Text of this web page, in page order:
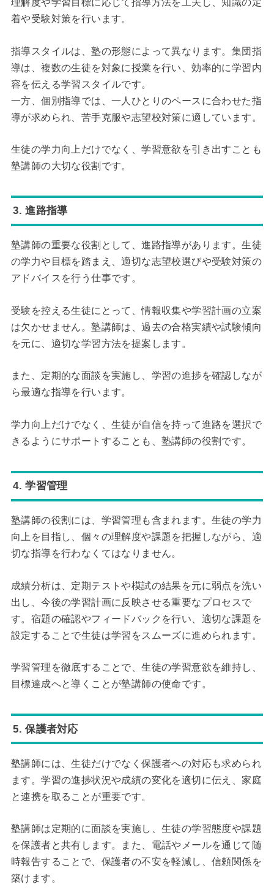
理解度や学習目標に応じて指導方法を工夫し、知識の定
着や受験対策を行います。
指導スタイルは、塾の形態によって異なります。集団指
導は、複数の生徒を対象に授業を行い、効率的に学習内
容を伝える学習スタイルです。
一方、個別指導では、一人ひとりのペースに合わせた指
導が求められ、苦手克服や志望校対策に適しています。
生徒の学力向上だけでなく、学習意欲を引き出すことも
塾講師の大切な役割です。
3. 進路指導
塾講師の重要な役割として、進路指導があります。生徒
の学力や目標を踏まえ、適切な志望校選びや受験対策の
アドバイスを行う仕事です。
受験を控える生徒にとって、情報収集や学習計画の立案
は欠かせません。塾講師は、過去の合格実績や試験傾向
を元に、適切な学習方法を提案します。
また、定期的な面談を実施し、学習の進捗を確認しなが
ら最適な指導を行います。
学力向上だけでなく、生徒が自信を持って進路を選択で
きるようにサポートすることも、塾講師の役割です。
4. 学習管理
塾講師の役割には、学習管理も含まれます。生徒の学力
向上を目指し、個々の理解度や課題を把握しながら、適
切な指導を行わなくてはなりません。
成績分析は、定期テストや模試の結果を元に弱点を洗い
出し、今後の学習計画に反映させる重要なプロセスで
す。宿題の確認やフィードバックを行い、適切な課題を
設定することで生徒は学習をスムーズに進められます。
学習管理を徹底することで、生徒の学習意欲を維持し、
目標達成へと導くことが塾講師の使命です。
5. 保護者対応
塾講師には、生徒だけでなく保護者への対応も求められ
ます。学習の進捗状況や成績の変化を適切に伝え、家庭
と連携を取ることが重要です。
塾講師は定期的に面談を実施し、生徒の学習態度や課題
を保護者と共有します。また、電話やメールを通じて随
時報告することで、保護者の不安を軽減し、信頼関係を
築けます。